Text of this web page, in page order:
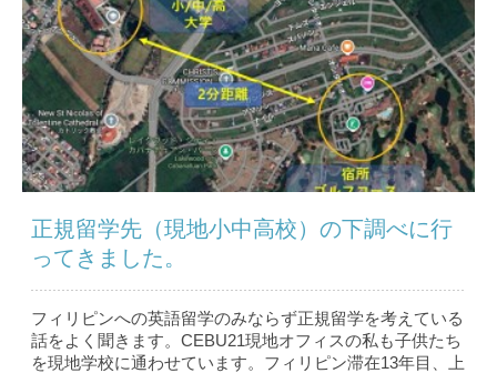
正規留学先（現地小中高校）の下調べに行
ってきました。
フィリピンへの英語留学のみならず正規留学を考えている
話をよく聞きます。CEBU21現地オフィスの私も子供たち
を現地学校に通わせています。フィリピン滞在13年目、上